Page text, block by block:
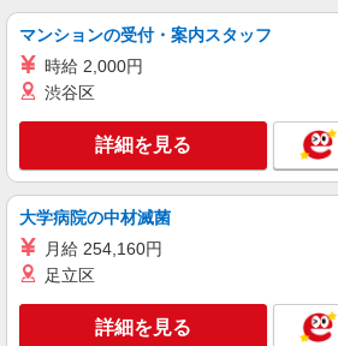
派遣社員
セントスタッフ株式会社 大宮支店（20005)
時給：1,350円〜
異なります。 ※交通費は
(規定あり) ※交通費全額支給 ※年次有給休暇あり
※産休育休あり ※退職
希望休の調整や曜日固定の
幅は経験・能力による
埼玉県新座市栗原1
キープ
派遣社員
セントスタッフ株式会社 大宮支店（21368)
保育士
マンションの受付・案内スタッフ
時給 2,000円
渋谷区
詳細を見る
大学病院の中材滅菌
月給 254,160円
足立区
詳細を見る